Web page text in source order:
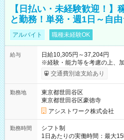
【日払い・未経験歓迎！】
と勤務！単発・週1日～自
アルバイト 職種未経験OK
給与
日給10,305円～37,204円
※経験・能力等を考慮の上、加給・
間】試用期間なし
交通費別途支給あり
勤務地
東京都世田谷区
東京都世田谷区豪徳寺
アシストワーク株式会社
勤務時間
シフト制
1日あたりの実働時間：最大